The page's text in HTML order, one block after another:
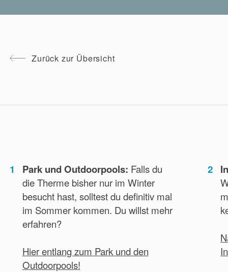
Weihnachtszeit gelten Sonderregelungen.
Telefon:+39 0473 252 024
Zurück zur Übersicht
1 Park und Outdoorpools: Falls du
die Therme bisher nur im Winter
besucht hast, solltest du definitiv mal
im Sommer kommen. Du willst mehr
erfahren?
Hier entlang zum Park und den
Outdoorpools!
2